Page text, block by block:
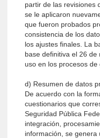
partir de las revisiones
se le aplicaron
que fueron probados
consistencia de los
los ajustes finales. La
base definitiva el 26
uso en los procesos de
d) Resumen de datos
De acuerdo con la
cuestionarios que
Seguridad Pública
integración,
información, se genera